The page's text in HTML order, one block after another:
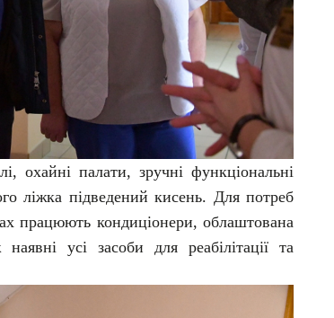
охайні палати, зручні функціональні
ліжка підведений кисень. Для потреб
працюють кондиціонери, облаштована
усі засоби для реабілітації та